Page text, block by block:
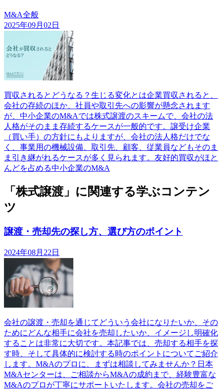
M&A全般
2025年09月02日
買収されるとどうなる？生じる変化とは企業買収されると、
会社の存続のほか、社員や取引先への影響が懸念されます
が、中小企業のM&Aでは株式譲渡のスキームで、会社の法
人格がそのまま存続するケースが一般的です。譲受け企業
（買い手）の方針にもよりますが、会社の法人格だけでな
く、事業用の機械設備、取引先、顧客、従業員などもそのま
ま引き継がれるケースが多く見られます。友好的買収がほと
んどを占める中小企業のM&A
「株式譲渡」に関連する学ぶコンテン
ツ
譲渡・売却先の探し方、選び方のポイント
2024年08月22日
会社の譲渡・売却を通じてどういう会社になりたいか、その
ためにどんな相手に会社を売却したいか、イメージし明確化
することは非常に大切です。本記事では、売却する相手を探
す時、そして具体的に検討する時のポイントについてご紹介
します。M&Aのプロに、まずは相談してみませんか？日本
M&Aセンターは、ご相談からM&Aの成約まで、経験豊富な
M&Aのプロが丁寧にサポートいたします。会社の売却をご